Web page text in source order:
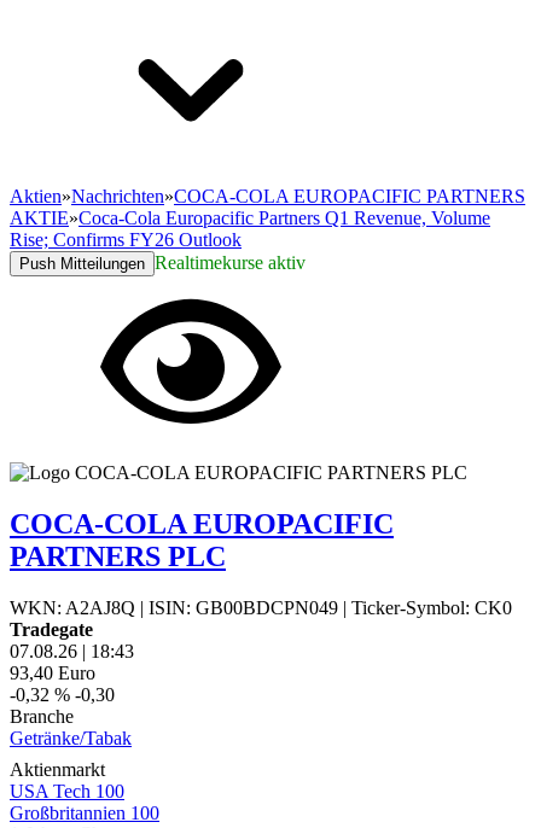
Aktien»Nachrichten»COCA-COLA EUROPACIFIC PARTNERS
AKTIE»Coca-Cola Europacific Partners Q1 Revenue, Volume
Rise; Confirms FY26 Outlook
Push Mitteilungen Realtimekurse aktiv
COCA-COLA EUROPACIFIC
PARTNERS PLC
WKN: A2AJ8Q | ISIN: GB00BDCPN049 | Ticker-Symbol: CK0
Tradegate
07.08.26 | 18:43
93,40 Euro
-0,32 % -0,30
Branche
Getränke/Tabak
Aktienmarkt
USA Tech 100
Großbritannien 100